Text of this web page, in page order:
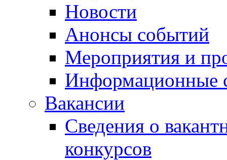
Новости
Анонсы событий
Мероприятия и
Информационные
Вакансии
Сведения о
конкурсов